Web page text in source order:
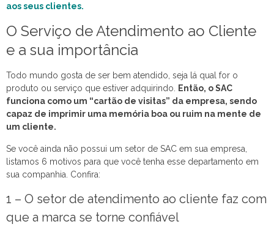
aos seus clientes.
O Serviço de Atendimento ao Cliente
e a sua importância
Todo mundo gosta de ser bem atendido, seja lá qual for o
produto ou serviço que estiver adquirindo.
Então, o SAC
funciona como um “cartão de visitas” da empresa, sendo
capaz de imprimir uma memória boa ou ruim na mente de
um cliente.
Se você ainda não possui um setor de SAC em sua empresa,
listamos 6 motivos para que você tenha esse departamento em
sua companhia. Confira:
1 – O setor de atendimento ao cliente faz com
que a marca se torne confiável